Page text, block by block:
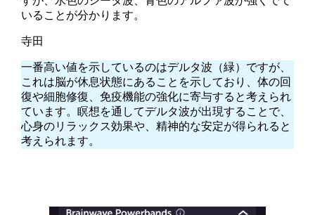
いることが分かります。
寺田
一番高い値を示しているのはデルタ波（緑）ですが、
これは脳が休息状態にあることを示しており、体の回
復や細胞修復、免疫機能の強化に寄与すると考えられ
ています。瞑想を通してデルタ波が出現することで、
心身のリラックス効果や、精神的な安定が得られると
考えられます。